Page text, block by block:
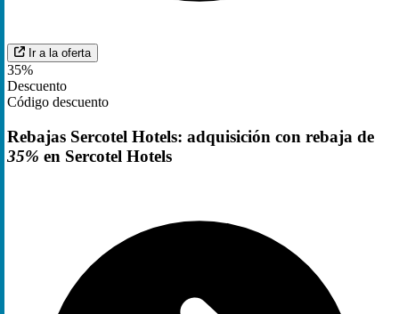
Ir a la oferta
35%
Descuento
Código descuento
Rebajas Sercotel Hotels: adquisición con rebaja de
35% en Sercotel Hotels